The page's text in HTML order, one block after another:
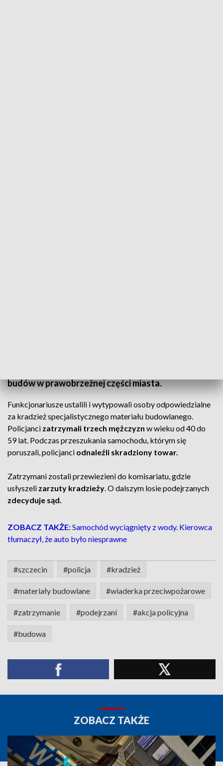
budów w prawobrzeżnej części miasta.
Funkcjonariusze ustalili i wytypowali osoby odpowiedzialne
za kradzież specjalistycznego materiału budowlanego.
Policjanci zatrzymali trzech mężczyzn w wieku od 40 do
59 lat. Podczas przeszukania samochodu, którym się
poruszali, policjanci odnaleźli skradziony towar.
Zatrzymani zostali przewiezieni do komisariatu, gdzie
usłyszeli zarzuty kradzieży. O dalszym losie podejrzanych
zdecyduje sąd.
ZOBACZ TAKŻE:Samochód wyciągnięty z wody. Kierowca
tłumaczył, że auto było niesprawne
#szczecin #policja #kradzież
#materiały budowlane #wiaderka przeciwpożarowe
#zatrzymanie #podejrzani #akcja policyjna
#budowa
ZOBACZ TAKŻE